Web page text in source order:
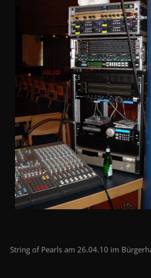
String of Pearls am 26.04.10 im